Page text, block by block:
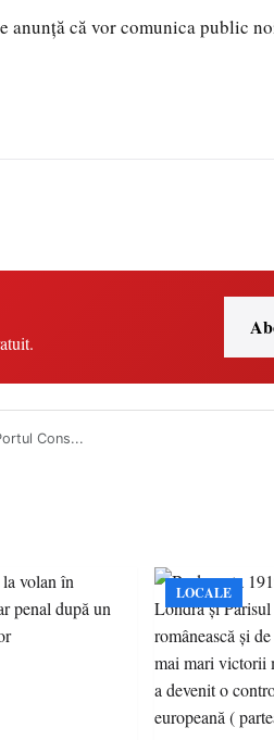
anunță că vor comunica public
Cons...
LOCALE